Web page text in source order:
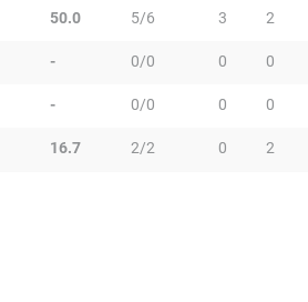
50.0 5/6 3 2
- 0/0 0 0
- 0/0 0 0
16.7 2/2 0 2